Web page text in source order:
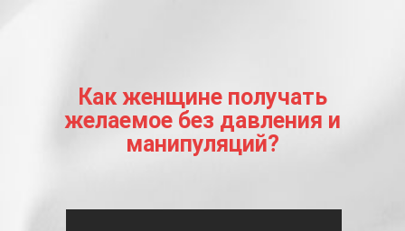
Как женщине получать
желаемое без давления и
манипуляций?